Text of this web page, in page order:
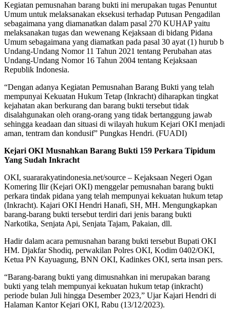
Kegiatan pemusnahan barang bukti ini merupakan tugas Penuntut
Umum untuk melaksanakan eksekusi terhadap Putusan Pengadilan
sebagaimana yang diamanatkan dalam pasal 270 KUHAP yaitu
melaksanakan tugas dan wewenang Kejaksaan di bidang Pidana
Umum sebagaimana yang diamatkan pada pasal 30 ayat (1) hurub b
Undang-Undang Nomor 11 Tahun 2021 tentang Perubahan atas
Undang-Undang Nomor 16 Tahun 2004 tentang Kejaksaan
Republik Indonesia.
“Dengan adanya Kegiatan Pemusnahan Barang Bukti yang telah
mempunyai Kekuatan Hukum Tetap (Inkracht) diharapkan tingkat
kejahatan akan berkurang dan barang bukti tersebut tidak
disalahgunakan oleh orang-orang yang tidak bertanggung jawab
sehingga keadaan dan situasi di wilayah hukum Kejari OKI menjadi
aman, tentram dan kondusif” Pungkas Hendri. (FUADI)
Kejari OKI Musnahkan Barang Bukti 159 Perkara Tipidum
Yang Sudah Inkracht
OKI, suararakyatindonesia.net/source – Kejaksaan Negeri Ogan
Komering Ilir (Kejari OKI) menggelar pemusnahan barang bukti
perkara tindak pidana yang telah mempunyai kekuatan hukum tetap
(Inkracht). Kajari OKI Hendri Hanafi, SH, MH. Mengungkapkan
barang-barang bukti tersebut terdiri dari jenis barang bukti
Narkotika, Senjata Api, Senjata Tajam, Pakaian, dll.
Hadir dalam acara pemusnahan barang bukti tersebut Bupati OKI
HM. Djakfar Shodiq, perwakilan Polres OKI, Kodim 0402/OKI,
Ketua PN Kayuagung, BNN OKI, Kadinkes OKI, serta insan pers.
“Barang-barang bukti yang dimusnahkan ini merupakan barang
bukti yang telah mempunyai kekuatan hukum tetap (inkracht)
periode bulan Juli hingga Desember 2023,” Ujar Kajari Hendri di
Halaman Kantor Kejari OKI, Rabu (13/12/2023).